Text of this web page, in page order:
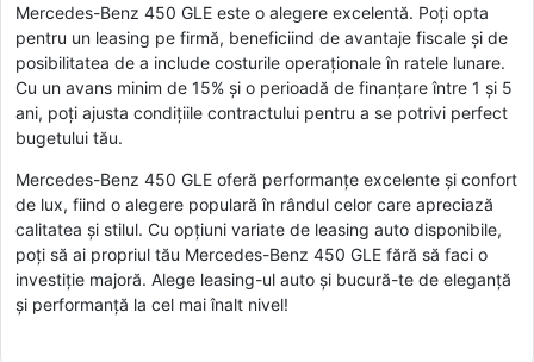
Mercedes-Benz 450 GLE este o alegere excelentă. Poți opta
pentru un leasing pe firmă, beneficiind de avantaje fiscale și de
posibilitatea de a include costurile operaționale în ratele lunare.
Cu un avans minim de 15% și o perioadă de finanțare între 1 și 5
ani, poți ajusta condițiile contractului pentru a se potrivi perfect
bugetului tău.
Mercedes-Benz 450 GLE oferă performanțe excelente și confort
de lux, fiind o alegere populară în rândul celor care apreciază
calitatea și stilul. Cu opțiuni variate de leasing auto disponibile,
poți să ai propriul tău Mercedes-Benz 450 GLE fără să faci o
investiție majoră. Alege leasing-ul auto și bucură-te de eleganță
și performanță la cel mai înalt nivel!